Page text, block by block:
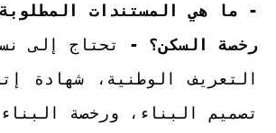
- ما هي المستندات
رخصة السكن؟ -
تحتاج إلى
التعريف الوطنية، شهادة
تصميم البناء، ورخصة البناء